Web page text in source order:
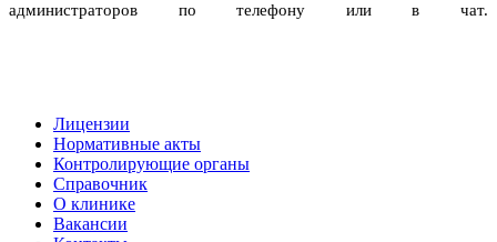
администраторов по телефону или в чат.
Лицензии
Нормативные акты
Контролирующие органы
Справочник
О клинике
Вакансии